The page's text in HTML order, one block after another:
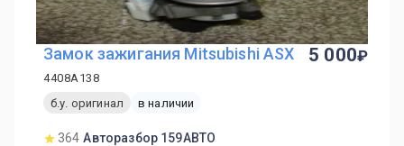
Замок зажигания Mitsubishi ASX
4408A138
б.у. оригинал
в наличии
364 Авторазбор 159АВТО
5 000